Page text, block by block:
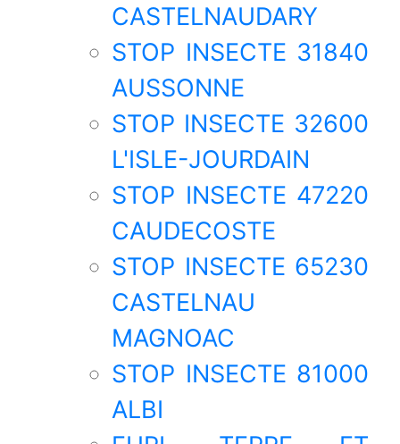
CASTELNAUDARY
STOP INSECTE 31840
AUSSONNE
STOP INSECTE 32600
L'ISLE-JOURDAIN
STOP INSECTE 47220
CAUDECOSTE
STOP INSECTE 65230
CASTELNAU
MAGNOAC
STOP INSECTE 81000
ALBI